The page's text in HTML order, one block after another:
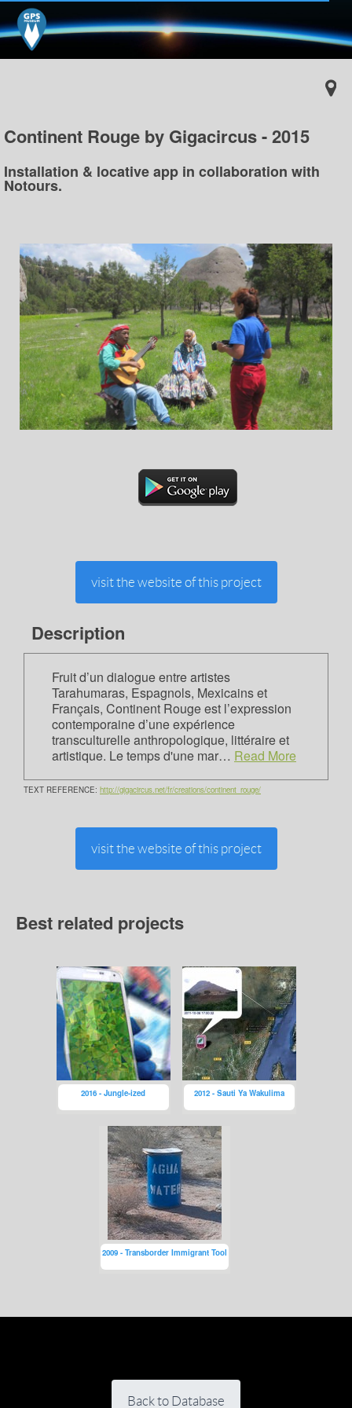
Continent Rouge by Gigacircus - 2015
Installation & locative app in collaboration with
Notours.
visit the website of this project
Description
Fruit d’un dialogue entre artistes
Tarahumaras, Espagnols, Mexicains et
Français, Continent Rouge est l’expression
contemporaine d’une expérience
transculturelle anthropologique, littéraire et
artistique. Le temps d'une mar… Read More
TEXT REFERENCE: http://gigacircus.net/fr/creations/continent_rouge/
visit the website of this project
Best related projects
2016 - Jungle-ized 2012 - Sauti Ya Wakulima
2009 - Transborder Immigrant Tool
Back to Database